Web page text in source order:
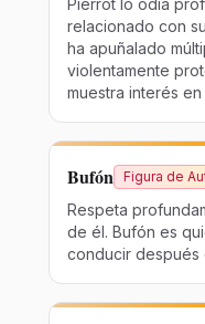
Pierrot lo odia
relacionado con
ha apuñalado
violentamente
muestra interés
Bufón Figura de
Respeta
de él. Bufón es
conducir después